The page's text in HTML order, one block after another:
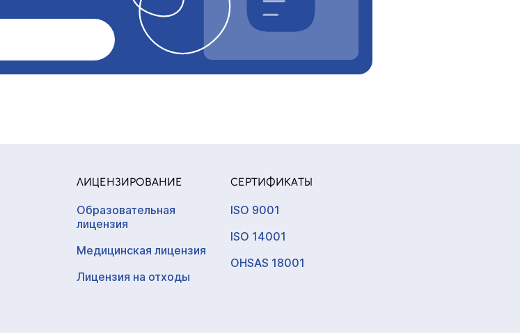
ЛИЦЕНЗИРОВАНИЕ
Образовательная
лицензия
Медицинская лицензия
Лицензия на отходы
СЕРТИФИКАТЫ
ISO 9001
ISO 14001
OHSAS 18001